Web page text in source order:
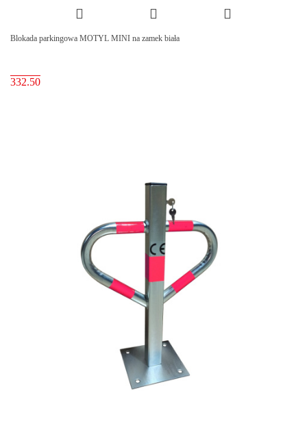
Blokada parkingowa MOTYL MINI na zamek biała
332.50